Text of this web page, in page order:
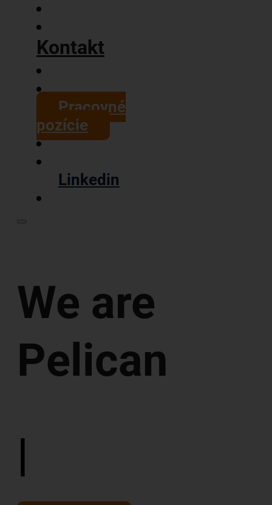
Kontakt
Pracovné
pozície
Linkedin
We are
Pelican
We t